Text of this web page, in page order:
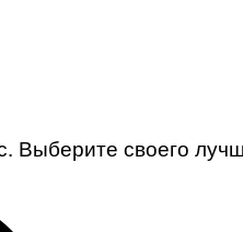
Выберите своего